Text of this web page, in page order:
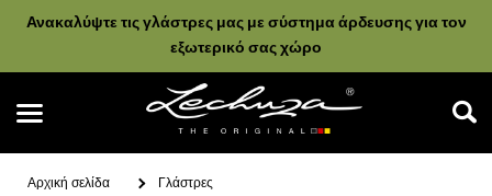
Ανακαλύψτε τις γλάστρες μας με σύστημα άρδευσης για τον
εξωτερικό σας χώρο
Αρχική σελίδα Γλάστρες